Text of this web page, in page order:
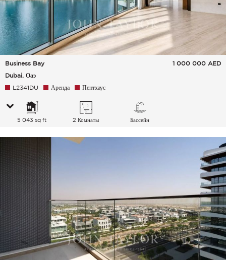
Business Bay
Dubai, Оаэ
1 000 000 AED
L2341DU Аренда Пентхаус
5 043 sq ft 2 Комнаты Бассейн